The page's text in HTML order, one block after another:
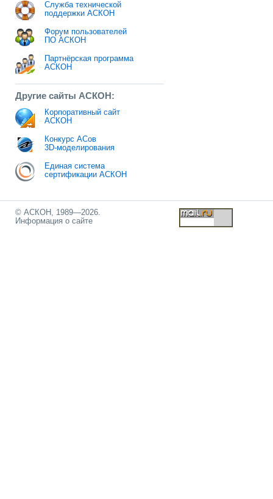
Служба технической
поддержки АСКОН
Форум пользователей
ПО АСКОН
Партнёрская программа
АСКОН
Другие сайты АСКОН:
Корпоративный сайт
АСКОН
Конкурс АСов
3D-моделирования
Единая система
сертификации АСКОН
© АСКОН, 1989—2026.
Информация о сайте